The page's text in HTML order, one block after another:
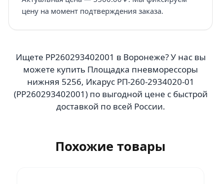
цену на момент подтверждения заказа.
Ищете PP260293402001 в Воронеже? У нас вы
можете купить Площадка пневморессоры
нижняя 5256, Икарус РП-260-2934020-01
(PP260293402001) по выгодной цене с быстрой
доставкой по всей России.
Похожие товары